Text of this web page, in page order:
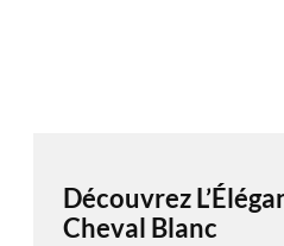
Découvrez
Cheval Blanc